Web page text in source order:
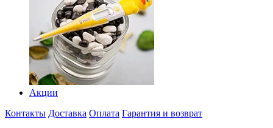
Акции
Контакты Доставка Оплата Гарантия и возврат